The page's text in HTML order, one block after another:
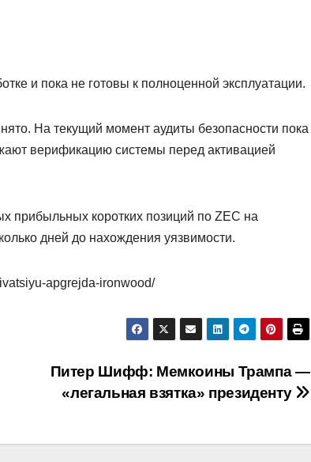
и пока не готовы к полноценной эксплуатации.
На текущий момент аудиты безопасности пока
верификацию системы перед активацией
прибыльных коротких позиций по ZEC на
дней до нахождения уязвимости.
apgrejda-ironwood/
Питер Шифф: Мемкоины Трампа —
«легальная взятка» президенту